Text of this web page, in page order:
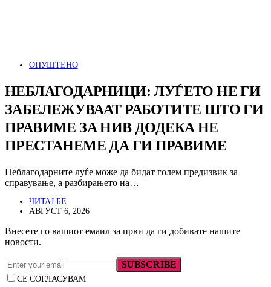
ОПУШТЕНО
НЕБЛАГОДАРНИЦИ: ЛУЃЕТО НЕ ГИ
ЗАБЕЛЕЖУВААТ РАБОТИТЕ ШТО ГИ
ПРАВИМЕ ЗА НИВ ДОДЕКА НЕ
ПРЕСТАНЕМЕ ДА ГИ ПРАВИМЕ
Неблагодарните луѓе може да бидат голем предизвик за
справување, а разбирањето на…
ЧИТАЈ БЕ
АВГУСТ 6, 2026
Внесете го вашиот емаил за први да ги добивате нашите
новости.
SUBSCRIBE
СЕ СОГЛАСУВАМ